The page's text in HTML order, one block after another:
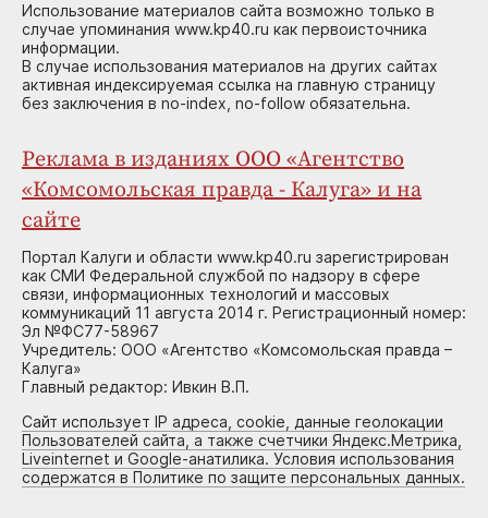
Использование материалов сайта возможно только в
случае упоминания www.kp40.ru как первоисточника
информации.
В случае использования материалов на других сайтах
активная индексируемая ссылка на главную страницу
без заключения в no-index, no-follow обязательна.
Реклама в изданиях ООО «Агентство
«Комсомольская правда - Калуга» и на
сайте
Портал Калуги и области www.kp40.ru зарегистрирован
как СМИ Федеральной службой по надзору в сфере
связи, информационных технологий и массовых
коммуникаций 11 августа 2014 г. Регистрационный номер:
Эл №ФС77-58967
Учредитель: ООО «Агентство «Комсомольская правда –
Калуга»
Главный редактор: Ивкин В.П.
Сайт использует IP адреса, cookie, данные геолокации
Пользователей сайта, а также счетчики Яндекс.Метрика,
Liveinternet и Google-анатилика. Условия использования
содержатся в Политике по защите персональных данных.